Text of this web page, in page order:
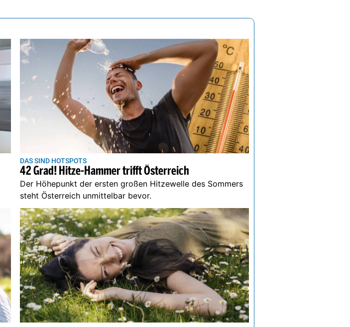
DAS SIND HOTSPOTS
42 Grad! Hitze-Hammer trifft Österreich
Der Höhepunkt der ersten großen Hitzewelle des Sommers
steht Österreich unmittelbar bevor.